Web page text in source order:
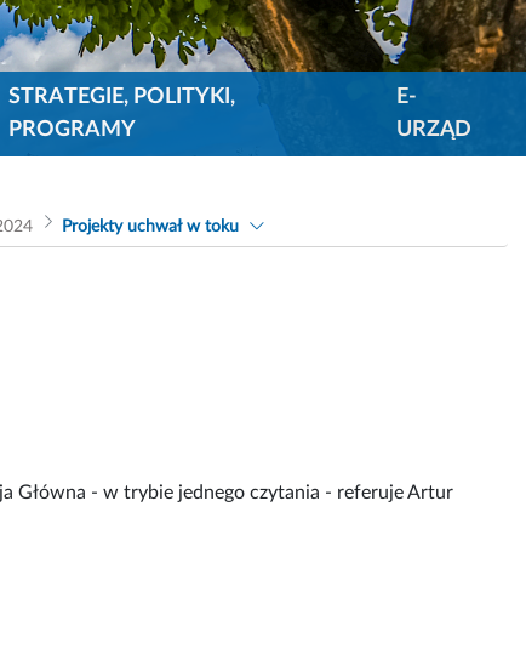
STRATEGIE, POLITYKI,
PROGRAMY
E-
URZĄD
Projekty uchwał w toku
Główna - w trybie jednego czytania - referuje Artur